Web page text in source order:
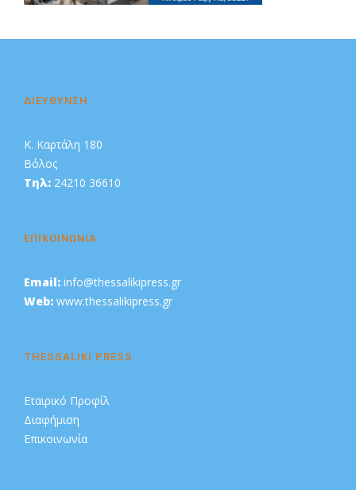
ΔΙΕΥΘΥΝΣΗ
Κ. Καρτάλη 180
Βόλος
Τηλ: 24210 36610
ΕΠΙΚΟΙΝΩΝΙΑ
Email: info@thessalikipress.gr
Web: www.thessalikipress.gr
THESSALIKI PRESS
Εταιρικό Προφίλ
Διαφήμιση
Επικοινωνία